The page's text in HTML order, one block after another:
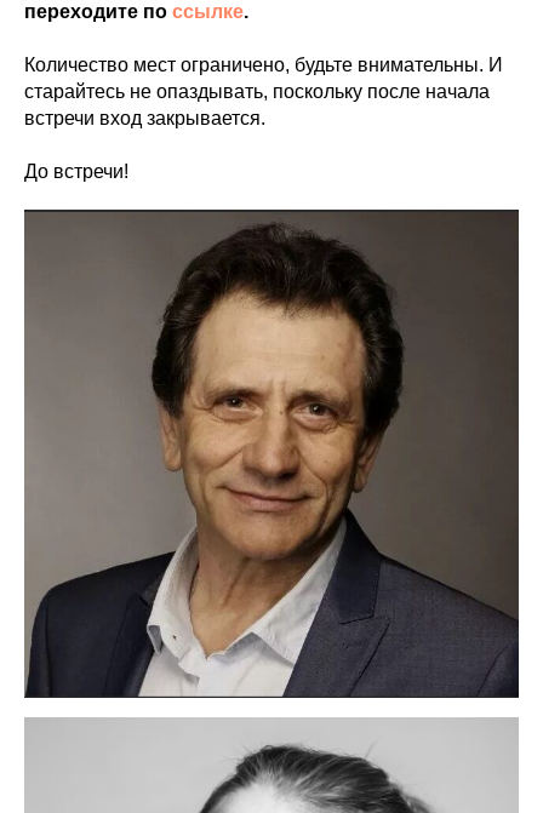
переходите по ссылке.
Количество мест ограничено, будьте внимательны. И
старайтесь не опаздывать, поскольку после начала
встречи вход закрывается.
До встречи!